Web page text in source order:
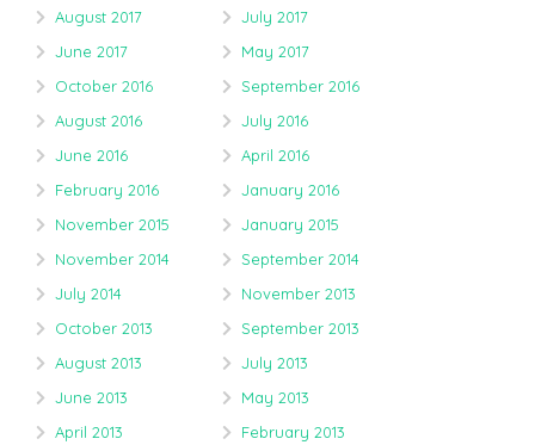
August 2017
July 2017
June 2017
May 2017
October 2016
September 2016
August 2016
July 2016
June 2016
April 2016
February 2016
January 2016
November 2015
January 2015
November 2014
September 2014
July 2014
November 2013
October 2013
September 2013
August 2013
July 2013
June 2013
May 2013
April 2013
February 2013